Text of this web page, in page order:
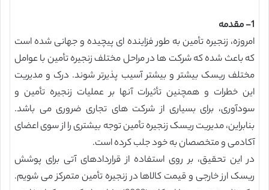
1- مقدمه
امروزه، زنجیره تأمین به طور فزاینده ای پیچیده و جهانی شده است
که باعث شده که شرکت ها در مراحل مختلف زنجیره تأمین با عوامل
مختلف ریسک بیشتر و بیشتر آسیب پذیرتر شوند. درک و مدیریت
این خطرات و همچنین تأثیرات آنها بر عملیات زنجیره تأمین و
سودآوری، برای بسیاری از شرکت های تجاری ضروری می باشد.
بنابراین، مدیریت ریسک زنجیره تأمین توجه بیشتری را از سوی اعضای
آکادمی و متخصصان به خود جلب کرده است.
در این تحقیق، بر روی استفاده از قراردادهای آتی برای پوشش
ریسک ارز خارجی و قیمت کالاها در زنجیره تأمین متمرکز می شویم.